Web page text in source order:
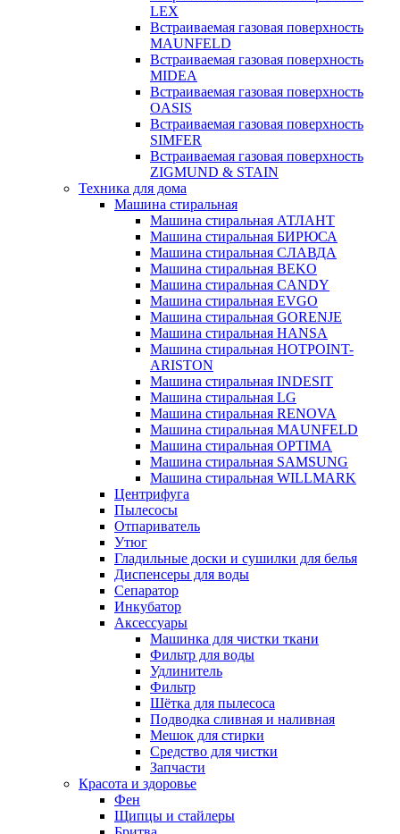
LEX
Встраиваемая газовая поверхность
MAUNFELD
Встраиваемая газовая поверхность
MIDEA
Встраиваемая газовая поверхность
OASIS
Встраиваемая газовая поверхность
SIMFER
Встраиваемая газовая поверхность
ZIGMUND & STAIN
Техника для дома
Машина стиральная
Машина стиральная АТЛАНТ
Машина стиральная БИРЮСА
Машина стиральная СЛАВДА
Машина стиральная BEKO
Машина стиральная CANDY
Машина стиральная EVGO
Машина стиральная GORENJE
Машина стиральная HANSA
Машина стиральная HOTPOINT-
ARISTON
Машина стиральная INDESIT
Машина стиральная LG
Машина стиральная RENOVA
Машина стиральная MAUNFELD
Машина стиральная OPTIMA
Машина стиральная SAMSUNG
Машина стиральная WILLMARK
Центрифуга
Пылесосы
Отпариватель
Утюг
Гладильные доски и сушилки для белья
Диспенсеры для воды
Сепаратор
Инкубатор
Аксессуары
Машинка для чистки ткани
Фильтр для воды
Удлинитель
Фильтр
Шётка для пылесоса
Подводка сливная и наливная
Мешок для стирки
Средство для чистки
Запчасти
Красота и здоровье
Фен
Щипцы и стайлеры